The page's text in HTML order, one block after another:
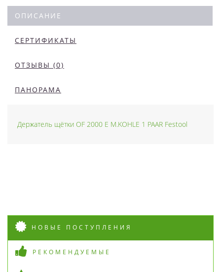
ОПИСАНИЕ
СЕРТИФИКАТЫ
ОТЗЫВЫ (0)
ПАНОРАМА
Держатель щётки OF 2000 E M.KOHLE 1 PAAR Festool
НОВЫЕ ПОСТУПЛЕНИЯ
РЕКОМЕНДУЕМЫЕ